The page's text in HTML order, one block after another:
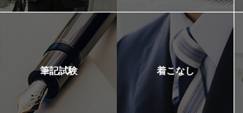
筆記試験 着こなし